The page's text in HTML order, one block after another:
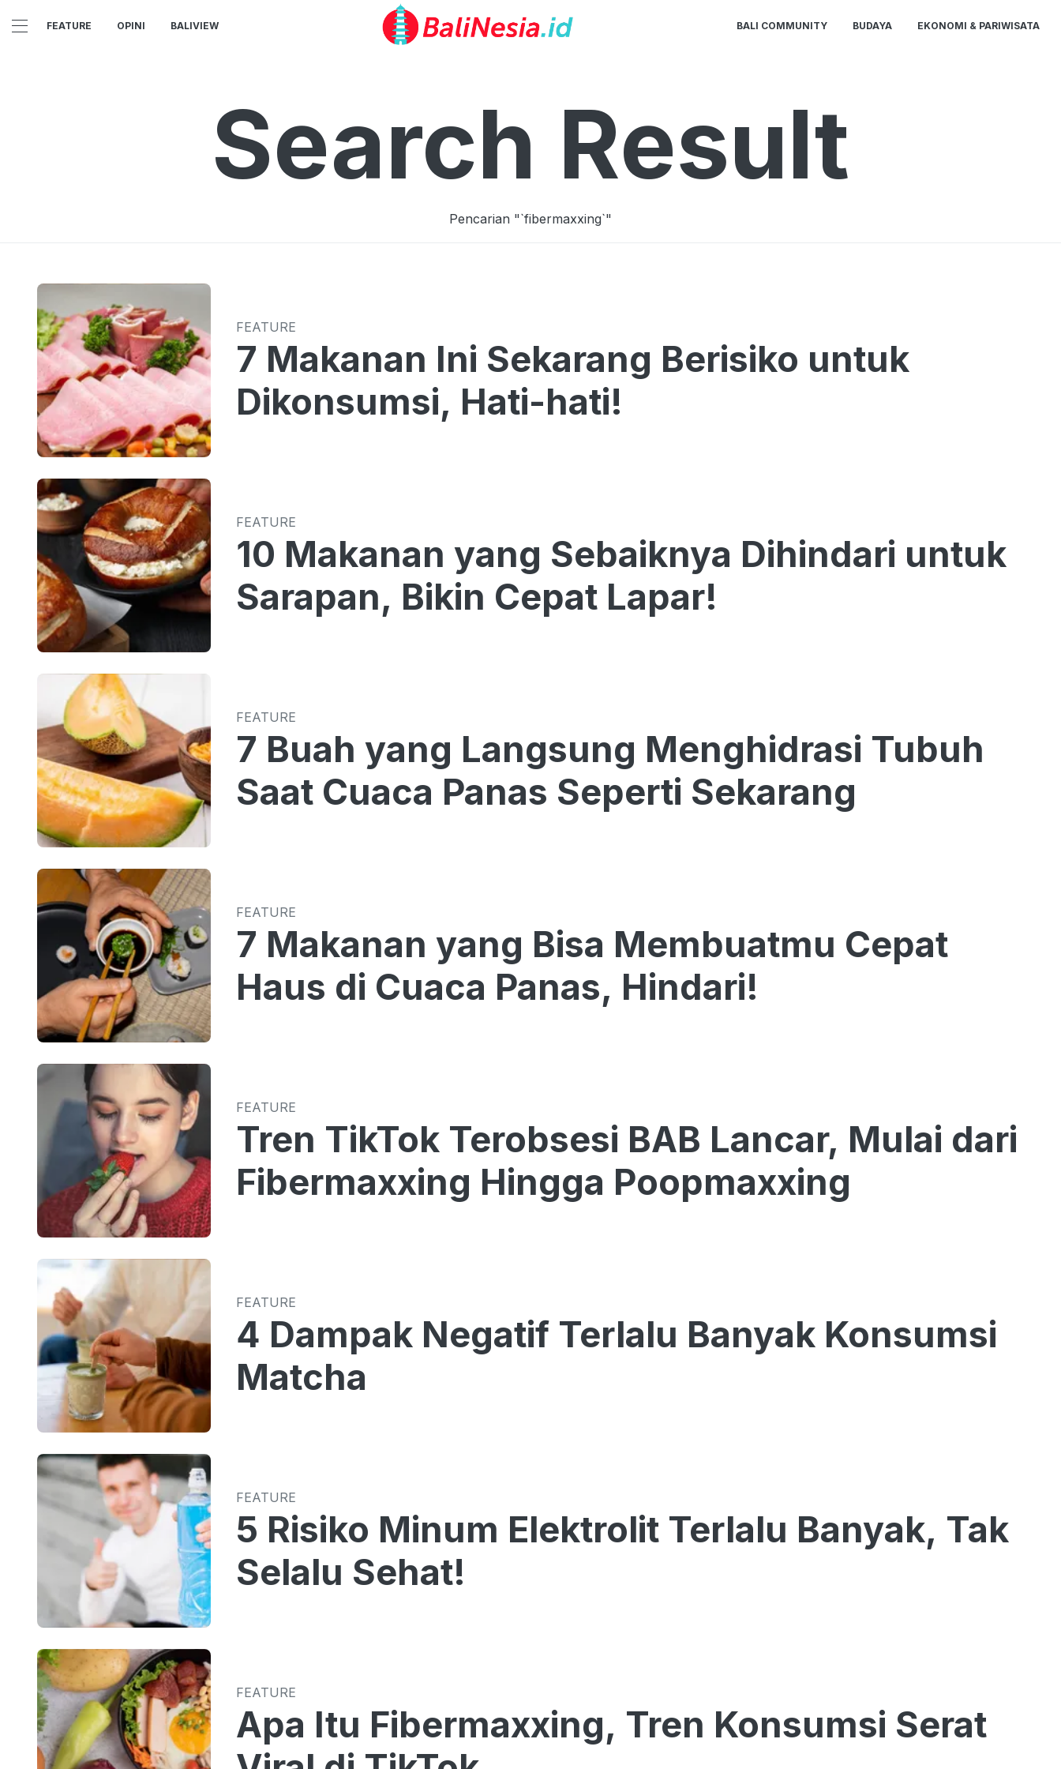
FEATURE OPINI BALIVIEW BALI COMMUNITY BUDAYA EKONOMI & PARIWISATA
Search Result
Pencarian "`fibermaxxing`"
FEATURE
7 Makanan Ini Sekarang Berisiko untuk
Dikonsumsi, Hati-hati!
FEATURE
10 Makanan yang Sebaiknya Dihindari untuk
Sarapan, Bikin Cepat Lapar!
FEATURE
7 Buah yang Langsung Menghidrasi Tubuh
Saat Cuaca Panas Seperti Sekarang
FEATURE
7 Makanan yang Bisa Membuatmu Cepat
Haus di Cuaca Panas, Hindari!
FEATURE
Tren TikTok Terobsesi BAB Lancar, Mulai dari
Fibermaxxing Hingga Poopmaxxing
FEATURE
4 Dampak Negatif Terlalu Banyak Konsumsi
Matcha
FEATURE
5 Risiko Minum Elektrolit Terlalu Banyak, Tak
Selalu Sehat!
FEATURE
Apa Itu Fibermaxxing, Tren Konsumsi Serat